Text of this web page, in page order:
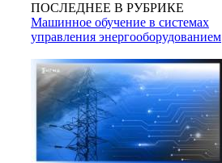
ПОСЛЕДНЕЕ В РУБРИКЕ
Машинное обучение в системах
управления энергооборудованием